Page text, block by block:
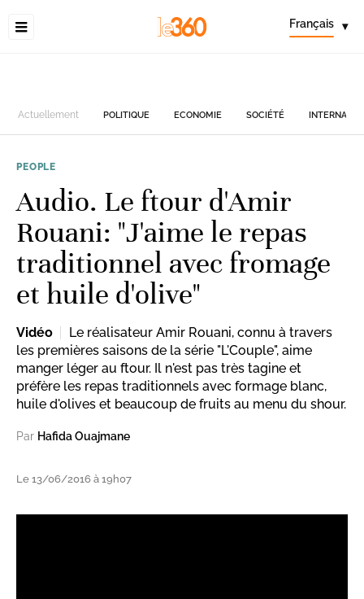
Français ▾
Actuellement POLITIQUE ECONOMIE SOCIÉTÉ
PEOPLE
Audio. Le ftour d'Amir
Rouani: "J'aime le repas
traditionnel avec fromage
et huile d'olive"
Vidéo
Le réalisateur Amir Rouani, connu à travers
les premières saisons de la série "L'Couple", aime
manger léger au ftour. Il n'est pas très tagine et
préfère les repas traditionnels avec formage blanc,
huile d'olives et beaucoup de fruits au menu du shour.
Par Hafida Ouajmane
Le 13/06/2016 à 19h07